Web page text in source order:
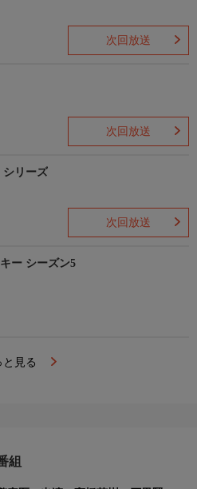
次回放送
次回放送
シリーズ
次回放送
ー シーズン5
と見る
組